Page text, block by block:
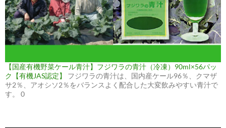
【国産有機野菜ケール青汁】フジワラの青汁（冷凍）90ml×56パッ
ク【有機JAS認定】
フジワラの青汁は、国内産ケール96％、クマザ
サ2％、アオシソ2％をバランスよく配合した大変飲みやすい青汁で
す。 0